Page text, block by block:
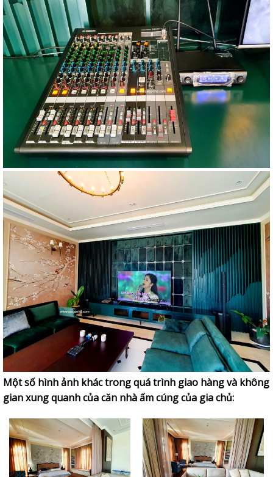
Một số hình ảnh khác trong quá trình giao hàng và không
gian xung quanh của căn nhà ấm cúng của gia chủ: